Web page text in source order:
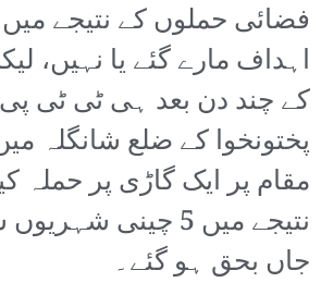
فضائی حملوں کے نتیجے
اہداف مارے گئے یا نہیں،
کے چند دن بعد ہی ٹی ٹی
پختونخوا کے ضلع شانگلہ
مقام پر ایک گاڑی پر حملہ
جاں بحق ہو گئے۔